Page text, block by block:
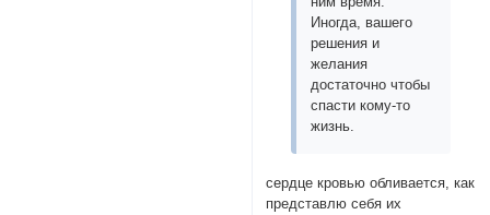
Иногда, вашего
решения и
желания
достаточно чтобы
спасти кому-то
жизнь.
сердце кровью обливается, как
представлю себя их